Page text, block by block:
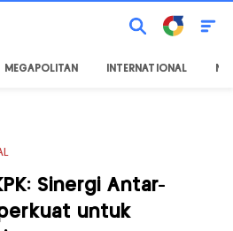
MEGAPOLITAN INTERNATIONAL
Sinergi Antar-
untuk